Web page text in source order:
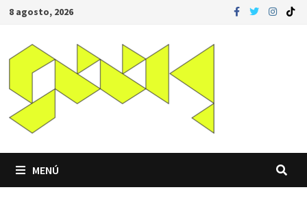
Saltar
contenido
8 agosto, 2026
MENÚ